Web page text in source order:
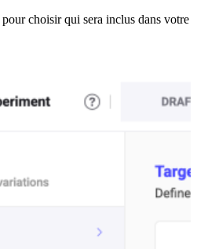
pour choisir qui sera inclus dans votre